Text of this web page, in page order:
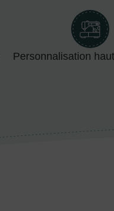
Personnalisation